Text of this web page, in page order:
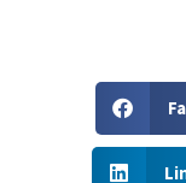
h
a
r